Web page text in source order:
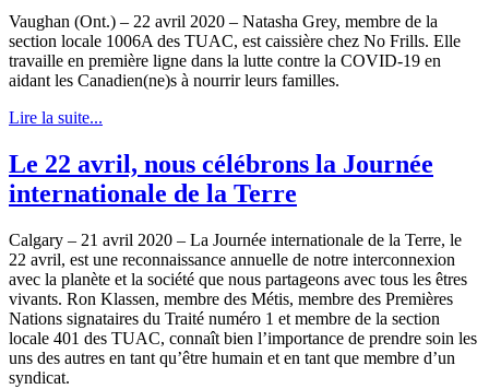
Vaughan (Ont.) – 22 avril 2020 – Natasha Grey, membre de la
section locale 1006A des TUAC, est caissière chez No Frills. Elle
travaille en première ligne dans la lutte contre la COVID‑19 en
aidant les Canadien(ne)s à nourrir leurs familles.
Lire la suite...
Le 22 avril, nous célébrons la Journée
internationale de la Terre
Calgary – 21 avril 2020 – La Journée internationale de la Terre, le
22 avril, est une reconnaissance annuelle de notre interconnexion
avec la planète et la société que nous partageons avec tous les êtres
vivants. Ron Klassen, membre des Métis, membre des Premières
Nations signataires du Traité numéro 1 et membre de la section
locale 401 des TUAC, connaît bien l’importance de prendre soin les
uns des autres en tant qu’être humain et en tant que membre d’un
syndicat.